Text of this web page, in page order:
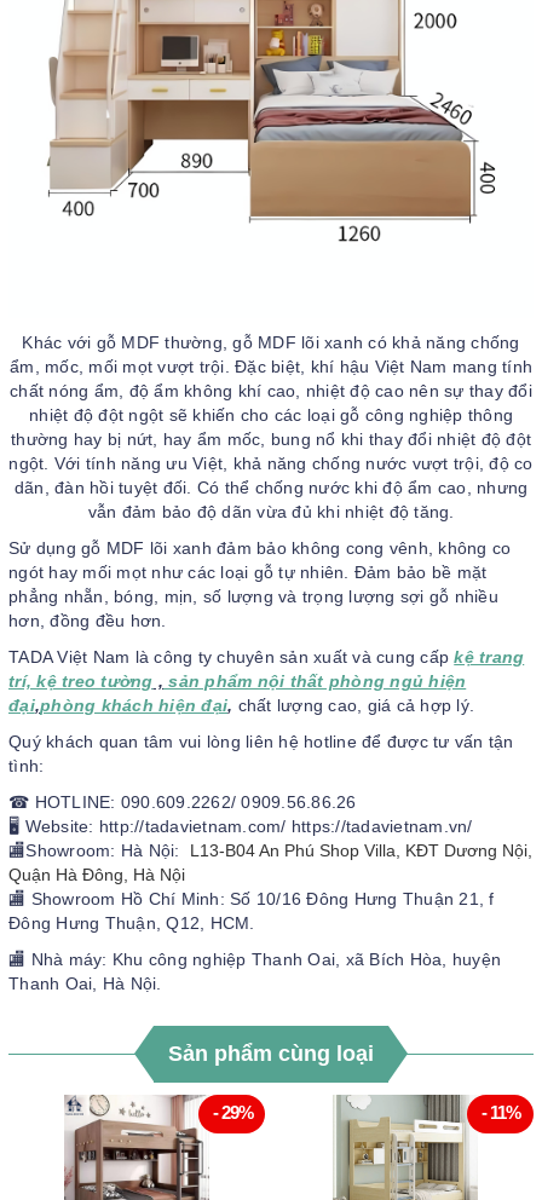
Khác với gỗ MDF thường, gỗ MDF lõi xanh có khả năng chống
ẩm, mốc, mối mọt vượt trội. Đặc biệt, khí hậu Việt Nam mang tính
chất nóng ẩm, độ ẩm không khí cao, nhiệt độ cao nên sự thay đổi
nhiệt độ đột ngột sẽ khiến cho các loại gỗ công nghiệp thông
thường hay bị nứt, hay ẩm mốc, bung nổ khi thay đổi nhiệt độ đột
ngột. Với tính năng ưu Việt, khả năng chống nước vượt trội, độ co
dãn, đàn hồi tuyệt đối. Có thể chống nước khi độ ẩm cao, nhưng
vẫn đảm bảo độ dãn vừa đủ khi nhiệt độ tăng.
Sử dụng gỗ MDF lõi xanh đảm bảo không cong vênh, không co
ngót hay mối mọt như các loại gỗ tự nhiên. Đảm bảo bề mặt
phẳng nhẵn, bóng, mịn, số lượng và trọng lượng sợi gỗ nhiều
hơn, đồng đều hơn.
TADA Việt Nam là công ty chuyên sản xuất và cung cấp kệ trang
trí, kệ treo tường , sản phẩm nội thất phòng ngủ hiện
đại,phòng khách hiện đại, chất lượng cao, giá cả hợp lý.
Quý khách quan tâm vui lòng liên hệ hotline để được tư vấn tận
tình:
☎ HOTLINE: 090.609.2262/ 0909.56.86.26
🖥 Website: http://tadavietnam.com/ https://tadavietnam.vn/
🏬Showroom: Hà Nội:
L13-B04 An Phú Shop Villa, KĐT Dương Nội,
Quận Hà Đông, Hà Nội
🏬 Showroom Hồ Chí Minh: Số 10/16 Đông Hưng Thuận 21, f
Đông Hưng Thuận, Q12, HCM.
🏬 Nhà máy: Khu công nghiệp Thanh Oai, xã Bích Hòa, huyện
Thanh Oai, Hà Nội.
Sản phẩm cùng loại
- 29% - 11%